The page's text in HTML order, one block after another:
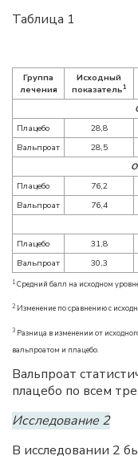
Таблица 1
Группа
лечения
Исходный
показатель1
Плацебо
28,8
Вальпроат
28,5
Плацебо
76,2
Вальпроат
76,4
Плацебо
31,8
Вальпроат
30,3
1 Средний балл на исходном
2 Изменение по сравнению с
3 Разница в изменении от
вальпроатом и плацебо.
Вальпроат
плацебо по всем
Исследование 2
В исследовании 2